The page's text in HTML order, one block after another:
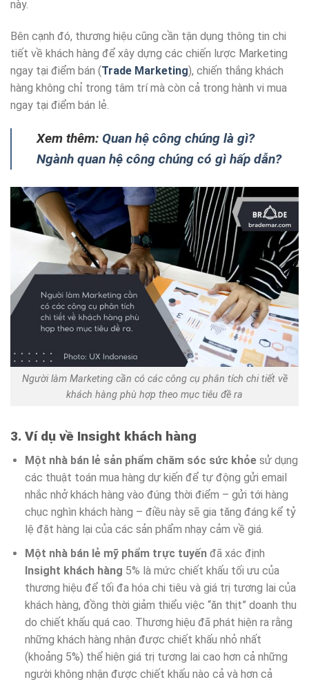
này.
Bên cạnh đó, thương hiệu cũng cần tận dụng thông tin chi
tiết về khách hàng để xây dựng các chiến lược Marketing
ngay tại điểm bán (Trade Marketing), chiến thắng khách
hàng không chỉ trong tâm trí mà còn cả trong hành vi mua
ngay tại điểm bán lẻ.
Xem thêm: Quan hệ công chúng là gì?
Ngành quan hệ công chúng có gì hấp dẫn?
Người làm Marketing cần có các công cụ phân tích chi tiết về
khách hàng phù hợp theo mục tiêu đề ra
3. Ví dụ về Insight khách hàng
Một nhà bán lẻ sản phẩm chăm sóc sức khỏesử dụng
các thuật toán mua hàng dự kiến để tự động gửi email
nhắc nhở khách hàng vào đúng thời điểm – gửi tới hàng
chục nghìn khách hàng – điều này sẽ gia tăng đáng kể tỷ
lệ đặt hàng lại của các sản phẩm nhạy cảm về giá.
Một nhà bán lẻ mỹ phẩm trực tuyếnđã xác định
Insight khách hàng 5% là mức chiết khấu tối ưu của
thương hiệu để tối đa hóa chi tiêu và giá trị tương lai của
khách hàng, đồng thời giảm thiểu việc “ăn thịt” doanh thu
do chiết khấu quá cao. Thương hiệu đã phát hiện ra rằng
những khách hàng nhận được chiết khấu nhỏ nhất
(khoảng 5%) thể hiện giá trị tương lai cao hơn cả những
người không nhận được chiết khấu nào cả và hơn cả